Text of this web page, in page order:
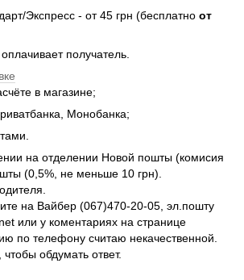
Экспресс - от 45 грн (бесплатно от
получатель.
в магазине;
Монобанка;
на отделении Новой пошты (комисия
(0,5%, не меньше 10 грн).
на Вайбер (067)470-20-05, эл.пошту
или у коментариях на странице
по телефону считаю некачественной.
обдумать ответ.